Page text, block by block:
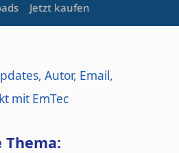
Jetzt kaufen
Autor, Email,
mit EmTec
Thema: